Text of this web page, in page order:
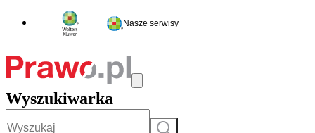
Nasze serwisy
Wyszukiwarka
Szukaj